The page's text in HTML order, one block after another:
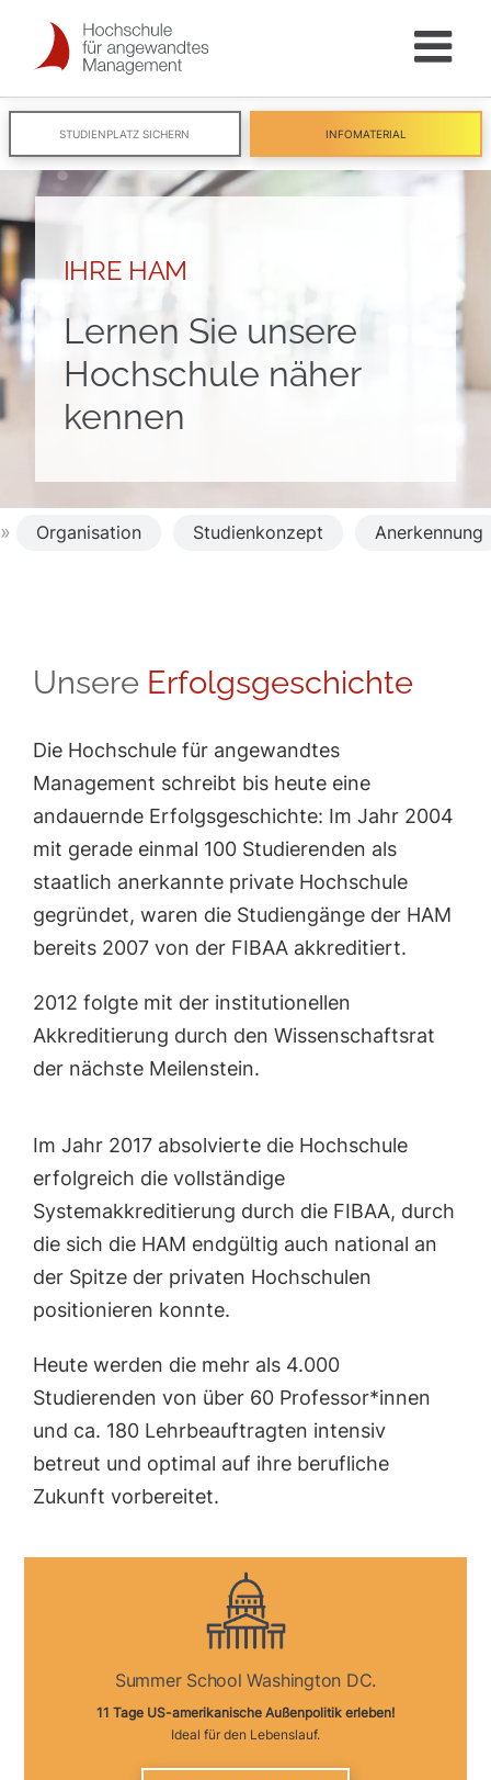
STUDIENPLATZ SICHERN INFOMATERIAL
IHRE HAM
Lernen Sie unsere
Hochschule näher
kennen
» Organisation Studienkonzept Anerkennung
Unsere Erfolgsgeschichte
Die Hochschule für angewandtes
Management schreibt bis heute eine
andauernde Erfolgsgeschichte: Im Jahr 2004
mit gerade einmal 100 Studierenden als
staatlich anerkannte private Hochschule
gegründet, waren die Studiengänge der HAM
bereits 2007 von der FIBAA akkreditiert.
2012 folgte mit der institutionellen
Akkreditierung durch den Wissenschaftsrat
der nächste Meilenstein.
Im Jahr 2017 absolvierte die Hochschule
erfolgreich die vollständige
Systemakkreditierung durch die FIBAA, durch
die sich die HAM endgültig auch national an
der Spitze der privaten Hochschulen
positionieren konnte.
Heute werden die mehr als 4.000
Studierenden von über 60 Professor*innen
und ca. 180 Lehrbeauftragten intensiv
betreut und optimal auf ihre berufliche
Zukunft vorbereitet.
Summer School Washington DC.
11 Tage US-amerikanische Außenpolitik erleben!
Ideal für den Lebenslauf.